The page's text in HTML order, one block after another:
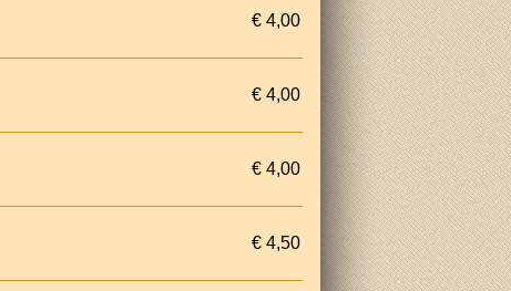
€ 4,00
€ 4,00
€ 4,00
€ 4,50